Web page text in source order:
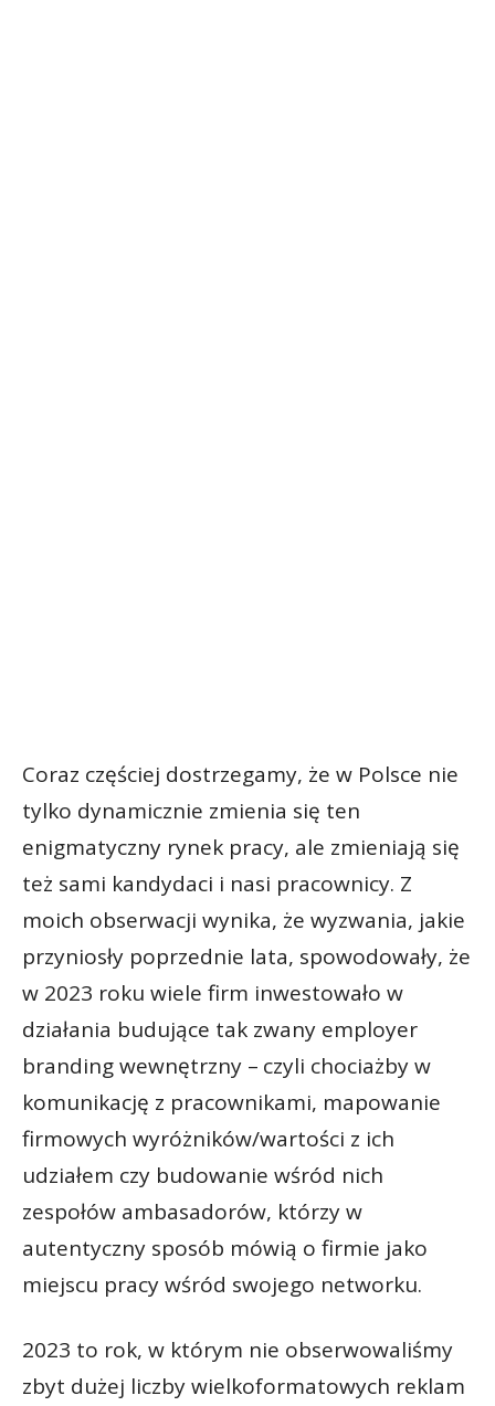
Coraz częściej dostrzegamy, że w Polsce nie
tylko dynamicznie zmienia się ten
enigmatyczny rynek pracy, ale zmieniają się
też sami kandydaci i nasi pracownicy. Z
moich obserwacji wynika, że wyzwania, jakie
przyniosły poprzednie lata, spowodowały, że
w 2023 roku wiele firm inwestowało w
działania budujące tak zwany employer
branding wewnętrzny – czyli chociażby w
komunikację z pracownikami, mapowanie
firmowych wyróżników/wartości z ich
udziałem czy budowanie wśród nich
zespołów ambasadorów, którzy w
autentyczny sposób mówią o firmie jako
miejscu pracy wśród swojego networku.
2023 to rok, w którym nie obserwowaliśmy
zbyt dużej liczby wielkoformatowych reklam